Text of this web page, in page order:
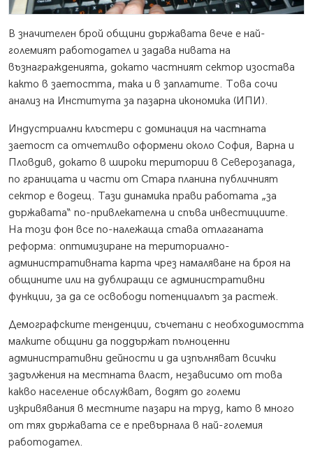
В значителен брой общини държавата вече е най-
големият работодател и задава нивата на
възнагражденията, докато частният сектор изостава
както в заетостта, така и в заплатите. Това сочи
анализ на Института за пазарна икономика (ИПИ).
Индустриални клъстери с доминация на частната
заетост са отчетливо оформени около София, Варна и
Пловдив, докато в широки територии в Северозапада,
по границата и части от Стара планина публичният
сектор е водещ. Тази динамика прави работата „за
държавата“ по-привлекателна и спъва инвестициите.
На този фон все по-належаща става отлаганата
реформа: оптимизиране на териториално-
административната карта чрез намаляване на броя на
общините или на дублиращи се административни
функции, за да се освободи потенциалът за растеж.
Демографските тенденции, съчетани с необходимостта
малките общини да поддържат пълноценни
административни дейности и да изпълняват всички
задължения на местната власт, независимо от това
какво население обслужват, водят до големи
изкривявания в местните пазари на труд, като в много
от тях държавата се е превърнала в най-големия
работодател.